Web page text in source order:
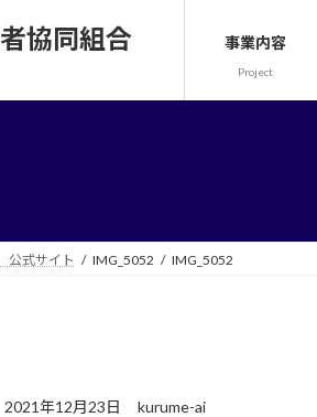
協同組合 事業内容
Project
公式サイト IMG_5052 IMG_5052
最
2021年12月23日 kurume-ai